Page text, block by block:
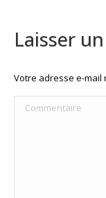
Laisser
Votre adresse e-mail
Commentaire